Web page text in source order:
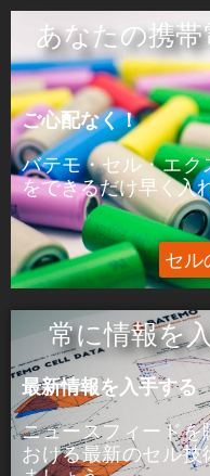
ÒâæÒâ»Òâ╝:
ピーク電力はセル
る。
þÅ¥Õ£¿:
ピーク電流は、セ
る。
あなたの携
ご心配なく！
バテモ・セル・エ
をできるだけ早く入
セル
常に情報を
最新情報を入手する
ニュースフィード
おける最新のセル技